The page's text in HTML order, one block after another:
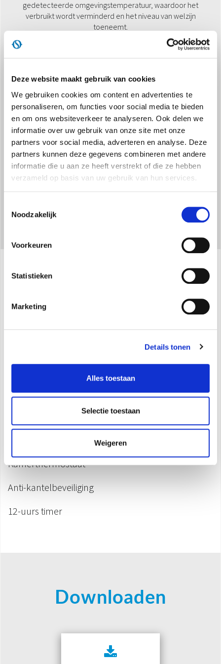
Deze website maakt gebruik van cookies
We gebruiken cookies om content en advertenties te
personaliseren, om functies voor social media te bieden
en om ons websiteverkeer te analyseren. Ook delen we
informatie over uw gebruik van onze site met onze
partners voor social media, adverteren en analyse. Deze
partners kunnen deze gegevens combineren met andere
informatie die u aan ze heeft verstrekt of die ze hebben
verzameld op basis van uw gebruik van hun services.
Noodzakelijk
Voorkeuren
Statistieken
Marketing
Details tonen
Alles toestaan
Selectie toestaan
Weigeren
gedetecteerde omgevingstemperatuur, waardoor het
verbruikt wordt verminderd en het niveau van welzijn
toeneemt.
BESCHERMINGSKLASSE IP21
Tegen verticaal lekken en automatische uitschakeling in geval
van kanteling.
Specificaties
Selecteerbaar thermisch vermogen: 1000/2000 W
IP21-bescherming tegen vallende waterdruppels
Oscillerende functie
Alleen ventilatorfunctie
Veiligheidsthermostaat
Kamerthermostaat
Anti-kantelbeveiliging
12-uurs timer
Downloaden